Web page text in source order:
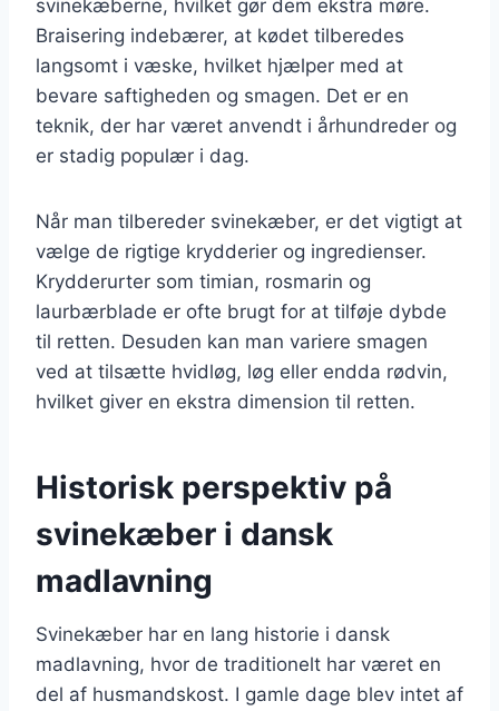
svinekæberne, hvilket gør dem ekstra møre.
Braisering indebærer, at kødet tilberedes
langsomt i væske, hvilket hjælper med at
bevare saftigheden og smagen. Det er en
teknik, der har været anvendt i århundreder og
er stadig populær i dag.
Når man tilbereder svinekæber, er det vigtigt at
vælge de rigtige krydderier og ingredienser.
Krydderurter som timian, rosmarin og
laurbærblade er ofte brugt for at tilføje dybde
til retten. Desuden kan man variere smagen
ved at tilsætte hvidløg, løg eller endda rødvin,
hvilket giver en ekstra dimension til retten.
Historisk perspektiv på
svinekæber i dansk
madlavning
Svinekæber har en lang historie i dansk
madlavning, hvor de traditionelt har været en
del af husmandskost. I gamle dage blev intet af